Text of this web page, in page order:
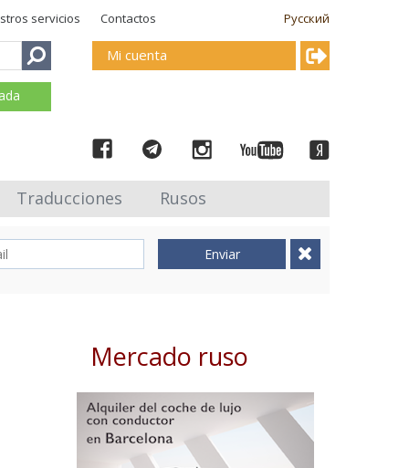
Русский
servicios Contactos
Mi cuenta
Traducciones Rusos
Enviar
Mercado ruso